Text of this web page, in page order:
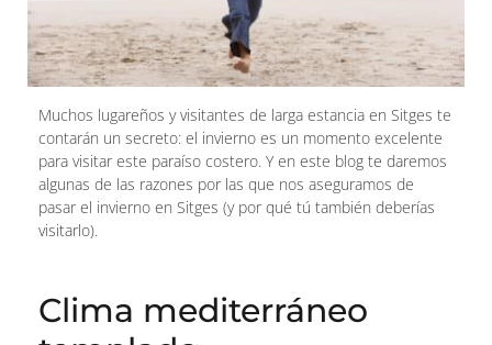
Muchos lugareños y visitantes de larga estancia en Sitges te
contarán un secreto: el invierno es un momento excelente
para visitar este paraíso costero. Y en este blog te daremos
algunas de las razones por las que nos aseguramos de
pasar el invierno en Sitges (y por qué tú también deberías
visitarlo).
Clima mediterráneo